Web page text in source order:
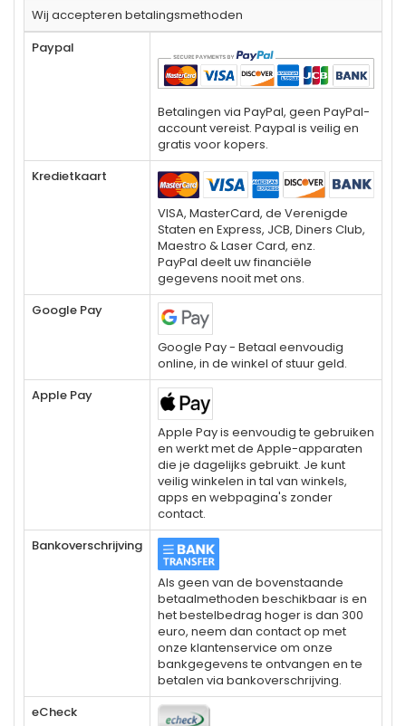
Wij accepteren betalingsmethoden
Paypal
Betalingen via PayPal, geen PayPal-
account vereist. Paypal is veilig en
gratis voor kopers.
Kredietkaart
VISA, MasterCard, de Verenigde
Staten en Express, JCB, Diners Club,
Maestro & Laser Card, enz.
PayPal deelt uw financiële
gegevens nooit met ons.
Google Pay
Google Pay - Betaal eenvoudig
online, in de winkel of stuur geld.
Apple Pay
Apple Pay is eenvoudig te gebruiken
en werkt met de Apple-apparaten
die je dagelijks gebruikt. Je kunt
veilig winkelen in tal van winkels,
apps en webpagina's zonder
contact.
Bankoverschrijving
Als geen van de bovenstaande
betaalmethoden beschikbaar is en
het bestelbedrag hoger is dan 300
euro, neem dan contact op met
onze klantenservice om onze
bankgegevens te ontvangen en te
betalen via bankoverschrijving.
eCheck